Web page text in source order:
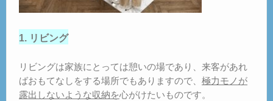
1. リビング
リビングは家族にとっては憩いの場であり、来客があれ
ばおもてなしをする場所でもありますので、 極力モノが
露出しないような収納を心がけたいものです。